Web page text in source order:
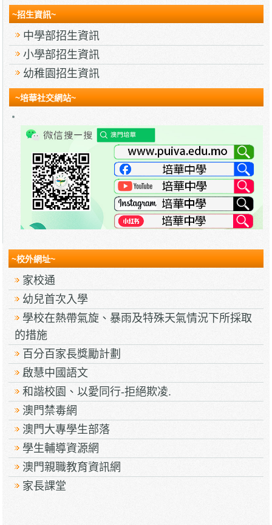
~招生資訊~
中學部招生資訊
小學部招生資訊
幼稚園招生資訊
~培華社交網站~
~校外網址~
家校通
幼兒首次入學
學校在熱帶氣旋、暴雨及特殊天氣情況下所採取
的措施
百分百家長獎勵計劃
啟慧中國語文
和諧校園、以愛同行-拒絕欺凌.
澳門禁毒網
澳門大專學生部落
學生輔導資源網
澳門親職教育資訊網
家長課堂